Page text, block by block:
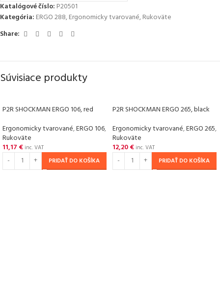
Katalógové číslo: P20501
Kategória: ERGO 288,Ergonomicky tvarované,Rukoväte
Share:
Súvisiace produkty
P2R SHOCKMAN ERGO 106, red
Ergonomicky tvarované,ERGO 106,
Rukoväte
11,17 € inc. VAT
PRIDAŤ DO KOŠÍKA
P2R SHOCKMAN ERGO 265, black
Ergonomicky tvarované,ERGO 265,
Rukoväte
12,20€ inc. VAT
PRIDAŤ DO KOŠÍKA